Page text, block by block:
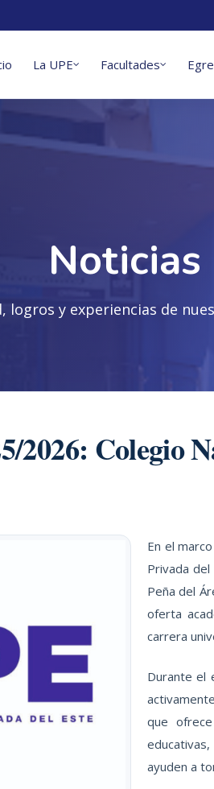
La UPE Facultades
Noticias
logros y experiencias de
2026: Colegio
En el
Privada
Peña del
oferta
carrera
Durante el
que
ayuden a